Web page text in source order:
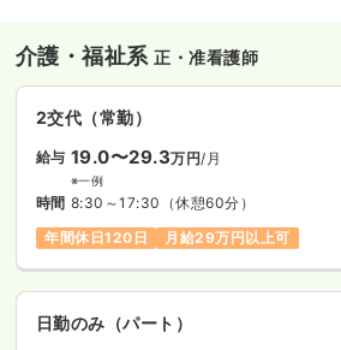
介護・福祉系正・准看護師
2交代（常勤）
給与 19.0〜29.3万円/月
※一例
時間 8:30～17:30 （休憩60分）
年間休日120日
月給29万円以上可
日勤のみ（パート）